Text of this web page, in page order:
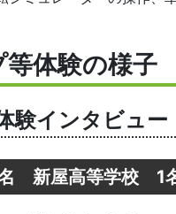
体験の様子
験インタビュー
新屋高等学校 1